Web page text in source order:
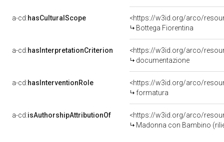
a-cd:hasCulturalScope
<https://w3id.org/arco/
Bottega Fiorentina
a-cd:hasInterpretationCriterion
<https://w3id.org/arco/
documentazione
a-cd:hasInterventionRole
<https://w3id.org/arco/
formatura
a-cd:isAuthorshipAttributionOf
<https://w3id.org/arco/
Madonna con Bambino